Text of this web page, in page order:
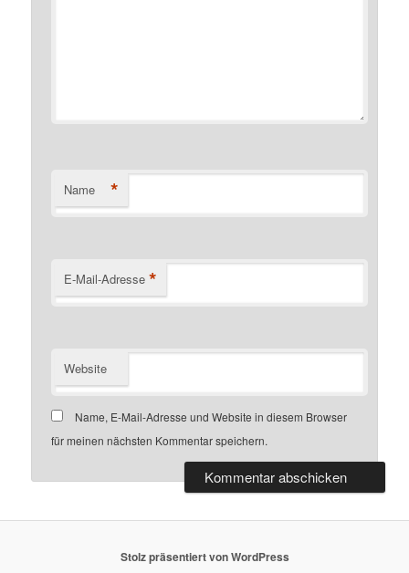
Name *
E-Mail-Adresse *
Website
Name, E-Mail-Adresse und Website in diesem Browser
für meinen nächsten Kommentar speichern.
Stolz präsentiert von WordPress